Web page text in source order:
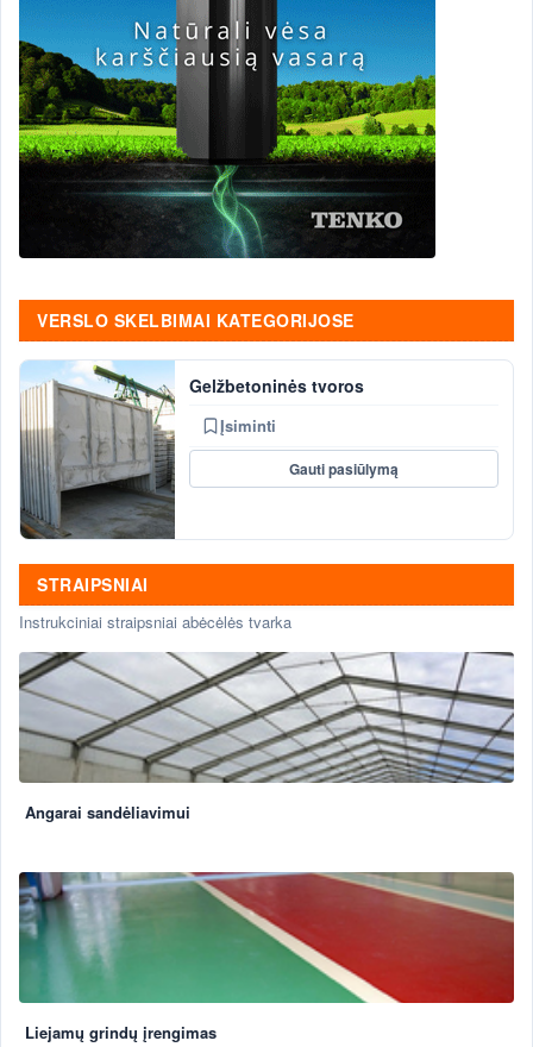
VERSLO SKELBIMAI KATEGORIJOSE
Gelžbetoninės tvoros
Įsiminti
Gauti pasiūlymą
STRAIPSNIAI
Instrukciniai straipsniai abėcėlės tvarka
Angarai sandėliavimui
Liejamų grindų įrengimas